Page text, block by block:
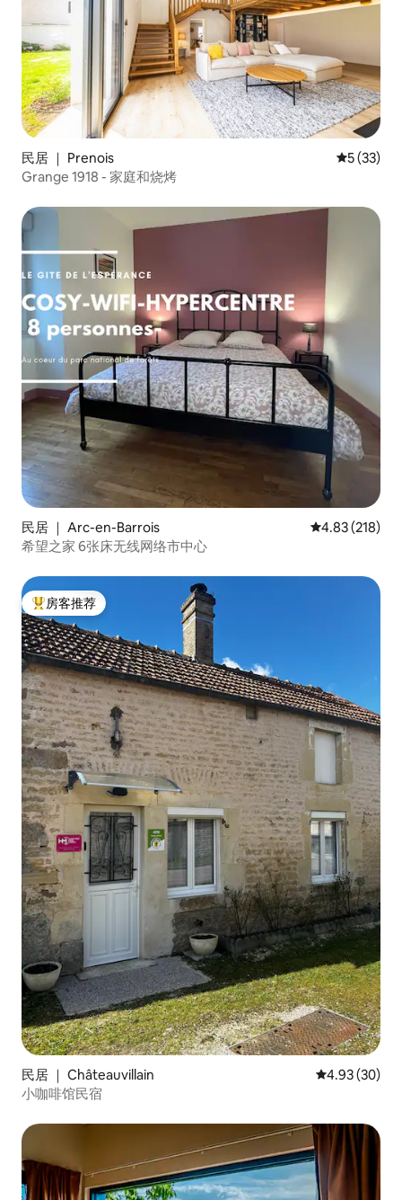
民居 ｜ Prenois 平均评分
5 (33)
Grange 1918 - 家庭和烧烤
民居 ｜ Arc-en-Barrois 平均评分 4.83
4.83 (218)
希望之家 6张床无线网络市中心
热门「房客推荐」
房客推荐
民居 ｜ Châteauvillain 平均评分
4.93 (30)
小咖啡馆民宿